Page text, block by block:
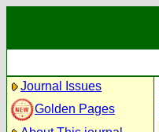
Journal Issues
Golden Pages